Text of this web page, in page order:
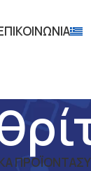
ΠΡΟΪΌΝΤΑ